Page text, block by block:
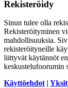
Rekisteröidy
Sinun tulee olla
Rekisteröityminen
mahdollisuuksia.
rekisteröityneille
liittyvät käytännöt
keskustelufoorumin
Käyttöehdot |